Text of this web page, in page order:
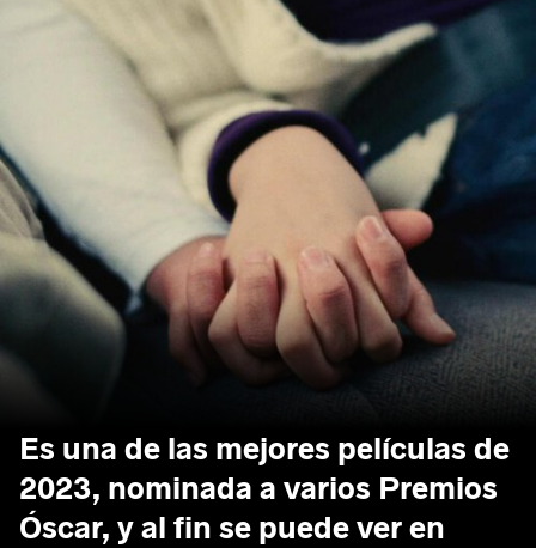
Es una de las mejores películas de
2023, nominada a varios Premios
Óscar, y al fin se puede ver en